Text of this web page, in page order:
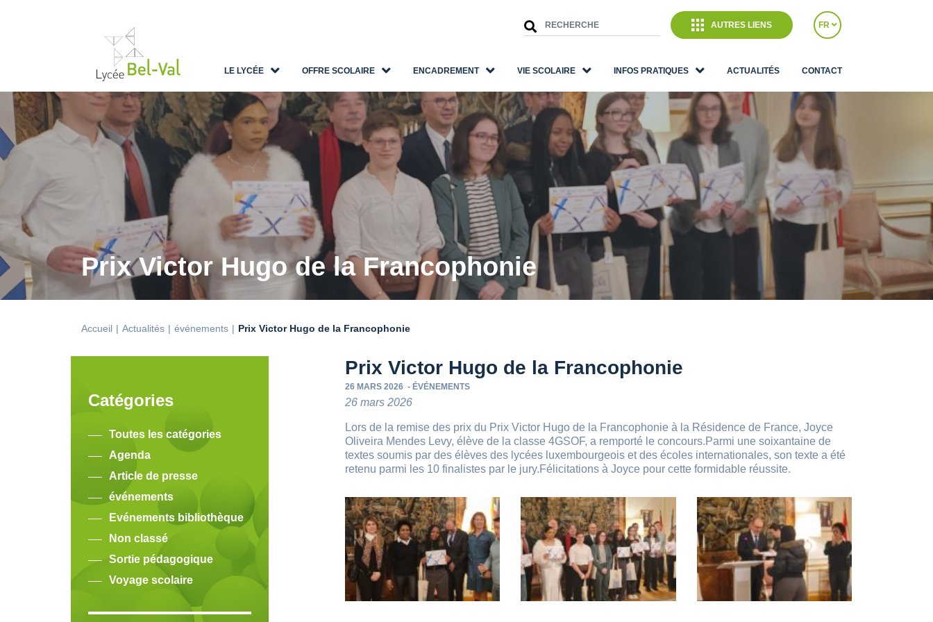
AUTRES LIENS FR
LE LYCÉE OFFRE SCOLAIRE ENCADREMENT VIE SCOLAIRE INFOS PRATIQUES ACTUALITÉS CONTACT
Prix Victor Hugo de la Francophonie
Accueil Actualités événements Prix Victor Hugo de la Francophonie
Prix Victor Hugo de la Francophonie
26 MARS 2026 - ÉVÉNEMENTS
26 mars 2026
Lors de la remise des prix du Prix Victor Hugo de la Francophonie à la Résidence de France, Joyce
Oliveira Mendes Levy, élève de la classe 4GSOF, a remporté le concours.Parmi une soixantaine de
textes soumis par des élèves des lycées luxembourgeois et des écoles internationales, son texte a été
retenu parmi les 10 finalistes par le jury.Félicitations à Joyce pour cette formidable réussite.
Catégories
Toutes les catégories
Agenda
Article de presse
événements
Evénements bibliothèque
Non classé
Sortie pédagogique
Voyage scolaire